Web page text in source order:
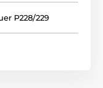
a vaší oblíbenou
P228/229